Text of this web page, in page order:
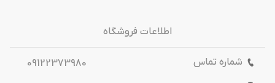
اطلاعات فروشگاه
شماره تماس
09122373980